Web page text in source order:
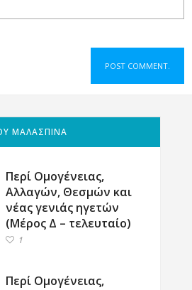
ΜΑΛΑΣΠΙΝΑ
Περί Ομογένειας,
Αλλαγών, Θεσμών και
νέας γενιάς ηγετών
(Μέρος Δ – τελευταίο)
1
Περί Ομογένειας,